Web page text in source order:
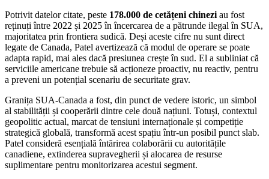
Potrivit datelor citate, peste 178.000 de cetățeni chinezi au fost
reținuți între 2022 și 2025 în încercarea de a pătrunde ilegal în SUA,
majoritatea prin frontiera sudică. Deși aceste cifre nu sunt direct
legate de Canada, Patel avertizează că modul de operare se poate
adapta rapid, mai ales dacă presiunea crește în sud. El a subliniat că
serviciile americane trebuie să acționeze proactiv, nu reactiv, pentru
a preveni un potențial scenariu de securitate grav.
Granița SUA-Canada a fost, din punct de vedere istoric, un simbol
al stabilității și cooperării dintre cele două națiuni. Totuși, contextul
geopolitic actual, marcat de tensiuni internaționale și competiție
strategică globală, transformă acest spațiu într-un posibil punct slab.
Patel consideră esențială întărirea colaborării cu autoritățile
canadiene, extinderea supravegherii și alocarea de resurse
suplimentare pentru monitorizarea acestui segment.